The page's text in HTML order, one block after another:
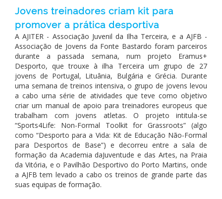
Jovens treinadores criam kit para
promover a prática desportiva
A AJITER - Associação Juvenil da Ilha Terceira, e a AJFB -
Associação de Jovens da Fonte Bastardo foram parceiros
durante a passada semana, num projeto Eramus+
Desporto, que trouxe à ilha Terceira um grupo de 27
jovens de Portugal, Lituânia, Bulgária e Grécia. Durante
uma semana de treinos intensiva, o grupo de jovens levou
a cabo uma série de atividades que teve como objetivo
criar um manual de apoio para treinadores europeus que
trabalham com jovens atletas. O projeto intitula-se
“Sports4Life: Non-Formal Toolkit for Grassroots” (algo
como “Desporto para a Vida: Kit de Educação Não-Formal
para Desportos de Base”) e decorreu entre a sala de
formação da Academia daJuventude e das Artes, na Praia
da Vitória, e o Pavilhão Desportivo do Porto Martins, onde
a AJFB tem levado a cabo os treinos de grande parte das
suas equipas de formação.